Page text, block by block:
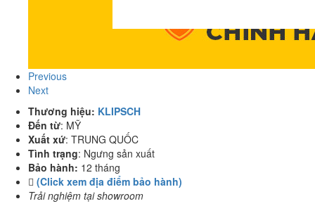
Previous
Next
Thương hiệu: KLIPSCH
Đến từ: MỸ
Xuất xứ: TRUNG QUỐC
Tình trạng: Ngưng sản xuất
Bảo hành: 12 tháng
(Click xem địa điểm bảo hành)
Trải nghiệm tại showroom